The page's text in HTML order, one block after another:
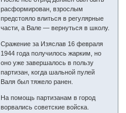
расформирован, взрослым
предстояло влиться в регулярные
части, а Вале — вернуться в школу.
Сражение за Изяслав 16 февраля
1944 года получилось жарким, но
оно уже завершалось в пользу
партизан, когда шальной пулей
Валя был тяжело ранен.
На помощь партизанам в город
ворвались советские войска.